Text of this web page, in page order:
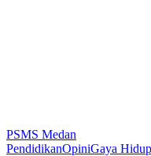
PSMS Medan
PendidikanOpiniGaya Hidup